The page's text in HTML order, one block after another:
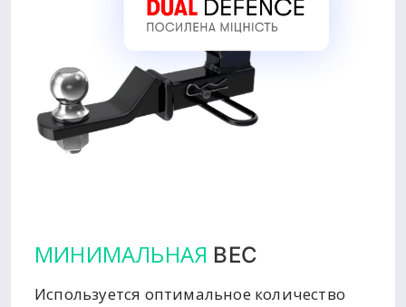
МИНИМАЛЬНАЯ ВЕС
Используется оптимальное количество